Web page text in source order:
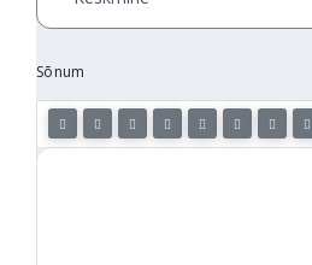
Sõnum